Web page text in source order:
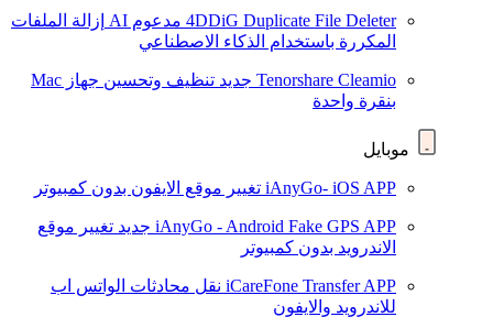
4DDiG Duplicate File Deleter مدعوم AI
إزالة الملفات
المكررة باستخدام الذكاء الاصطناعي
Tenorshare Cleamio جديد
تنظيف وتحسين جهاز Mac
بنقرة واحدة
موبايل
iAnyGo- iOS APP تغيير موقع الايفون بدون كمبيوتر
iAnyGo - Android Fake GPS APP جديد تغيير موقع
الاندرويد بدون كمبيوتر
iCareFone Transfer APP نقل محادثات الواتس اب
للاندرويد والايفون